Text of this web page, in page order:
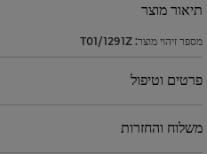
תיאור מוצר
מספר זיהוי מוצר:T01/1291Z
פרטים וטיפול
משלוח והחזרות